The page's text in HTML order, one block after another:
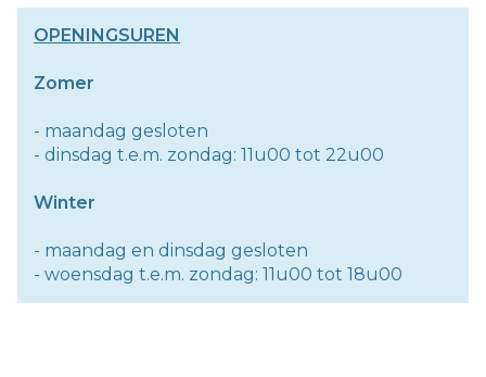
OPENINGSUREN
Zomer
- maandag gesloten
- dinsdag t.e.m. zondag: 11u00 tot 22u00
Winter
- maandag en dinsdag gesloten
- woensdag t.e.m. zondag: 11u00 tot 18u00